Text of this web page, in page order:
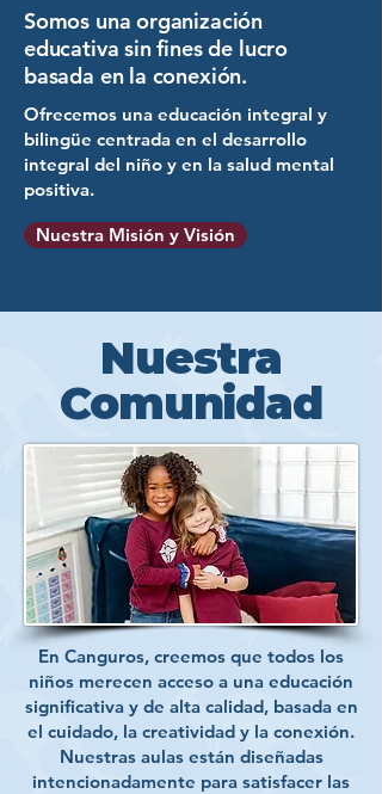
Somos una organización
educativa sin fines de lucro
basada en la conexión.
Ofrecemos una educación integral y
bilingüe centrada en el desarrollo
integral del niño y en la salud mental
positiva.
Nuestra Misión y Visión
Nuestra
Comunidad
En Canguros, creemos que todos los
niños merecen acceso a una educación
significativa y de alta calidad, basada en
el cuidado, la creatividad y la conexión.
Nuestras aulas están diseñadas
intencionadamente para satisfacer las